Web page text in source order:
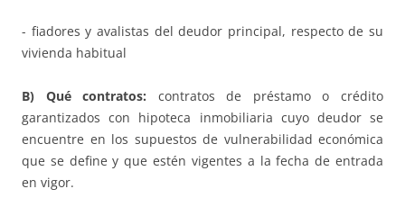
­- fiadores y avalistas del deudor principal, respecto de su
vivienda habitual
B) Qué contratos: contratos de préstamo o crédito
garantizados con hipoteca inmobiliaria cuyo deudor se
encuentre en los supuestos de vulnerabilidad económica
que se define y que estén vigentes a la fecha de entrada
en vigor.